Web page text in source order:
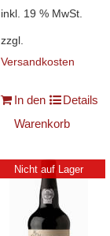
inkl. 19 % MwSt.
zzgl.
Versandkosten
In den
Warenkorb
Details
Nicht auf Lager